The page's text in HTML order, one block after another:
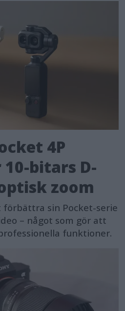
4P
bitars D-
zoom
förbättra sin Pocket-serie
– något som gör att
funktioner.